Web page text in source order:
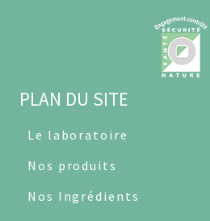
PLAN DU SITE
Le laboratoire
Nos produits
Nos Ingrédients